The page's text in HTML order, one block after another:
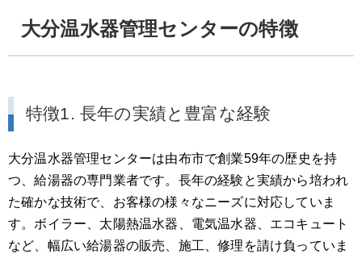
大分温水器管理センターの特徴
特徴1. 長年の実績と豊富な経験
大分温水器管理センターは由布市で創業59年の歴史を持
つ、給湯器の専門業者です。長年の経験と実績から培われ
た確かな技術で、お客様の様々なニーズに対応していま
す。ボイラー、太陽熱温水器、電気温水器、エコキュート
など、幅広い給湯器の販売、施工、修理を請け負っていま